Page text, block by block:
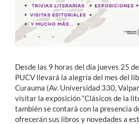
English
Desde las 9 horas del día jueves 25
PUCV llevará la alegría del mes del
Curauma (Av. Universidad 330,
visitar la exposición “Clásicos de la
también se contará con la presencia
ofrecerán sus libros y novedades a